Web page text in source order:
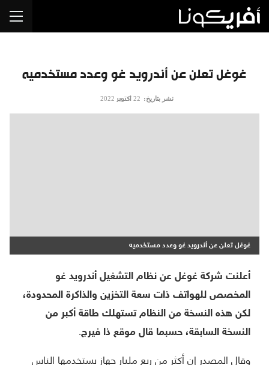
غوغل تعلن عن أندرويد غو وعدد مستخدميه
نشر بتاريخ: 22 أكتوبر 2022
غوغل تعلن عن أندرويد غو وعدد مستخدميه
أعلنت شركة غوغل عن نظام التشغيل أندرويد غو
المخصص للهواتف ذات سعة التخزين والذاكرة المحدودة،
لكن هذه النسخة من النظام تستهلك طاقة أكبر من
النسخة السابقة، حسبما قال موقع ذا فيرج.
وقال المصدر إن أكثر من ربع مليار جهاز يستخدمها الناس